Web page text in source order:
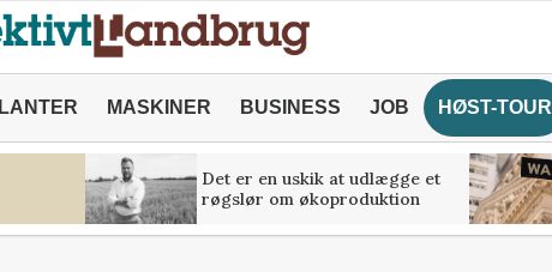
MASKINER BUSINESS JOB HØST-TOUR
Det er en uskik at udlægge et
røgslør om økoproduktion